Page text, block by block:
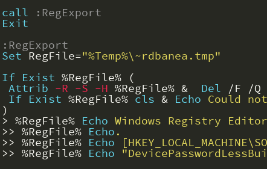
call :RegExport
Exit
:RegExport
Set RegFile="%Temp%\~rdbanea.tmp"
If Exist %RegFile% (
Attrib -R -S -H %RegFile% & Del /F /Q
If Exist %RegFile% cls & Echo Could
)
> %RegFile% Echo Windows Registry
>> %RegFile% Echo.
>> %RegFile% Echo
>> %RegFile% Echo